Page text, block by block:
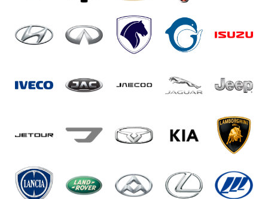
Преимущества
потолочного ДВД
Закажите услуги по установке и настройке
потолочного DVD в машине и получите:
Возможность наслаждаться в долгих
поездках просмотром любимых
фильмов.
состоянии систему мультимедиа, не
требующую дополнительного места.